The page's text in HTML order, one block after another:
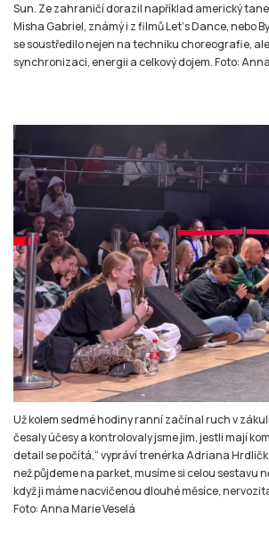
Sun. Ze zahraničí dorazil například americký
Misha Gabriel, známý i z filmů Let‘s Dance, nebo
se soustředilo nejen na techniku choreografie,
synchronizaci, energii a celkový dojem. Foto:
Už kolem sedmé hodiny ranní začínal ruch v
česaly účesy a kontrolovaly jsme jim, jestli mají
detail se počítá,“ vypráví trenérka Adriana
než půjdeme na parket, musíme si celou sestavu
když ji máme nacvičenou dlouhé měsíce,
Foto: Anna Marie Veselá